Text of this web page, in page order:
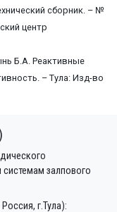
сборник. – №
центр
Б.А. Реактивные
– Тула: Изд-во
залпового
г.Тула):